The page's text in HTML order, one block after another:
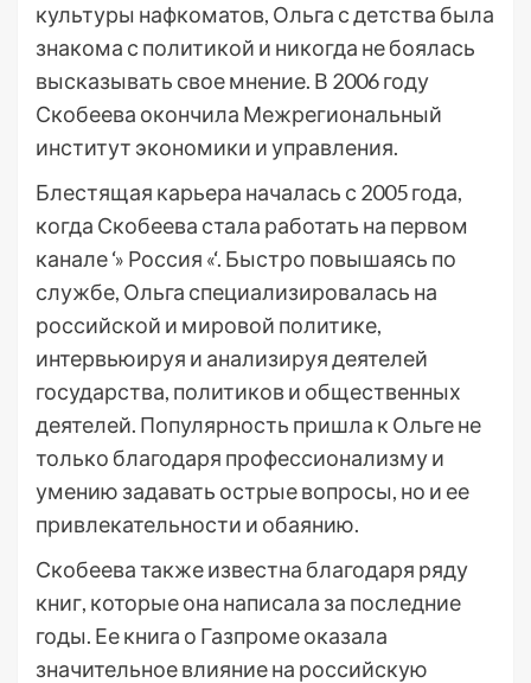
культуры нафкоматов, Ольга с детства была
знакома с политикой и никогда не боялась
высказывать свое мнение. В 2006 году
Скобеева окончила Межрегиональный
институт экономики и управления.
Блестящая карьера началась с 2005 года,
когда Скобеева стала работать на первом
канале ‘» Россия «‘. Быстро повышаясь по
службе, Ольга специализировалась на
российской и мировой политике,
интервьюируя и анализируя деятелей
государства, политиков и общественных
деятелей. Популярность пришла к Ольге не
только благодаря профессионализму и
умению задавать острые вопросы, но и ее
привлекательности и обаянию.
Скобеева также известна благодаря ряду
книг, которые она написала за последние
годы. Ее книга о Газпроме оказала
значительное влияние на российскую